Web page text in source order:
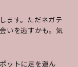
ます。ただネガテ
いを逃すかも。気
ットに足を運ん